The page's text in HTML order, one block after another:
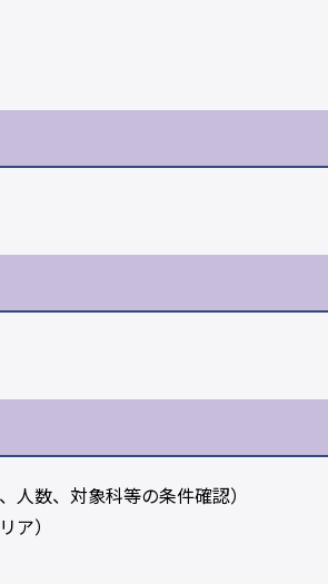
数、対象科等の条件確認）
ア）